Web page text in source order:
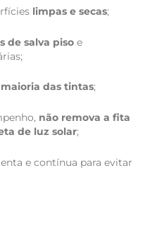
limpas e secas;
de salva pisoe
das tintas;
não remova a fita
de luz solar;
e contínua para evitar